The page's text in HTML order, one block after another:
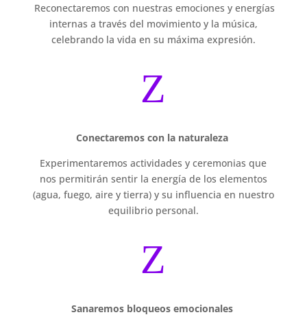
Reconectaremos con nuestras emociones y energías
internas a través del movimiento y la música,
celebrando la vida en su máxima expresión.
Z
Conectaremos con la naturaleza
Experimentaremos actividades y ceremonias que
nos permitirán sentir la energía de los elementos
(agua, fuego, aire y tierra) y su influencia en nuestro
equilibrio personal.
Z
Sanaremos bloqueos emocionales